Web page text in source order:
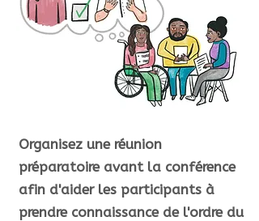
Organisez une réunion
préparatoire avant la conférence
afin d'aider les participants à
prendre connaissance de l'ordre du